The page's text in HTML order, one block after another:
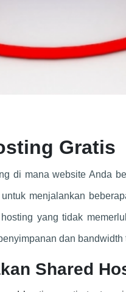
Gratis
di mana website Anda
menjalankan
yang tidak
dan bandwidth
Shared